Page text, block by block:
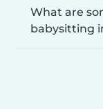
What are
babysitting